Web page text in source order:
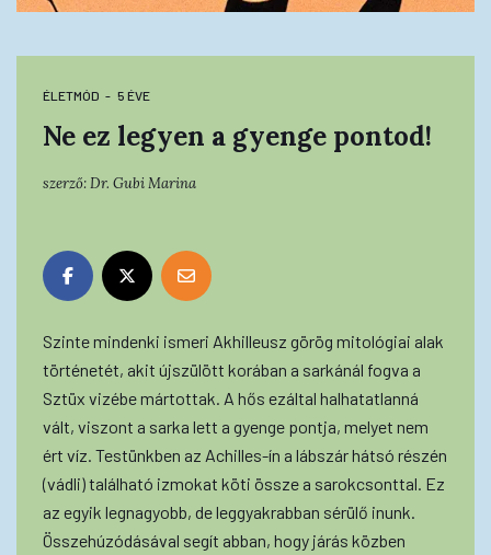
ÉLETMÓD 5 ÉVE
Ne ez legyen a gyenge pontod!
szerző:Dr. Gubi Marina
Szinte mindenki ismeri Akhilleusz görög mitológiai alak
történetét, akit újszülött korában a sarkánál fogva a
Sztüx vizébe mártottak. A hős ezáltal halhatatlanná
vált, viszont a sarka lett a gyenge pontja, melyet nem
ért víz. Testünkben az Achilles-ín a lábszár hátsó részén
(vádli) található izmokat köti össze a sarokcsonttal. Ez
az egyik legnagyobb, de leggyakrabban sérülő inunk.
Összehúzódásával segít abban, hogy járás közben